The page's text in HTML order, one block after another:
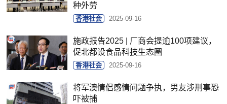
种外劳
香港社会 2025-09-16
施政报告2025 | 厂商会提逾100项建议，
促北都设食品科技生态圈
香港社会 2025-09-16
将军澳情侣感情问题争执，男友涉刑事恐
吓被捕